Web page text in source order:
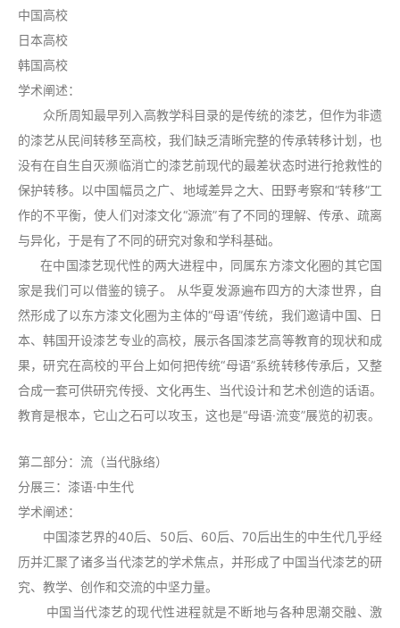
中国高校
日本高校
韩国高校
学术阐述：
众所周知最早列入高教学科目录的是传统的漆艺，但作为非遗
的漆艺从民间转移至高校，我们缺乏清晰完整的传承转移计划，也
没有在自生自灭濒临消亡的漆艺前现代的最差状态时进行抢救性的
保护转移。以中国幅员之广、地域差异之大、田野考察和“转移”工
作的不平衡，使人们对漆文化“源流”有了不同的理解、传承、疏离
与异化，于是有了不同的研究对象和学科基础。
在中国漆艺现代性的两大进程中，同属东方漆文化圈的其它国
家是我们可以借鉴的镜子。 从华夏发源遍布四方的大漆世界，自
然形成了以东方漆文化圈为主体的“母语”传统，我们邀请中国、日
本、韩国开设漆艺专业的高校，展示各国漆艺高等教育的现状和成
果，研究在高校的平台上如何把传统“母语”系统转移传承后，又整
合成一套可供研究传授、文化再生、当代设计和艺术创造的话语。
教育是根本，它山之石可以攻玉，这也是“母语·流变”展览的初衷。
第二部分：流（当代脉络）
分展三：漆语·中生代
学术阐述：
中国漆艺界的40后、50后、60后、70后出生的中生代几乎经
历并汇聚了诸多当代漆艺的学术焦点，并形成了中国当代漆艺的研
究、教学、创作和交流的中坚力量。
中国当代漆艺的现代性进程就是不断地与各种思潮交融、激